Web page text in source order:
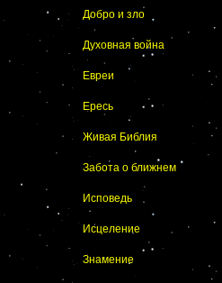
Добро и зло
Духовная война
Евреи
Ересь
Живая Библия
Забота о ближнем
Исповедь
Исцеление
Знамение